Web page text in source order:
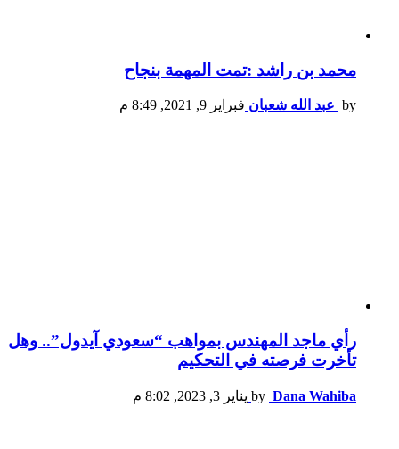
محمد بن راشد :تمت المهمة بنجاح
by عبد الله شعبان فبراير 9, 2021, 8:49 م
رأي ماجد المهندس بمواهب “سعودي آيدول”.. وهل
تأخرت فرصته في التحكيم
by Dana Wahiba يناير 3, 2023, 8:02 م